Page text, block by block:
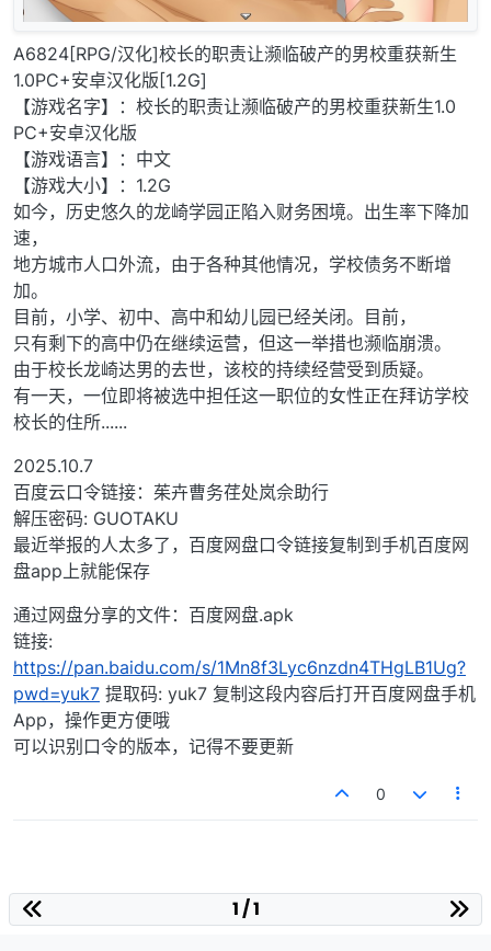
A6824[RPG/汉化]校长的职责让濒临破产的男校重获新生
1.0PC+安卓汉化版[1.2G]
【游戏名字】：校长的职责让濒临破产的男校重获新生1.0
PC+安卓汉化版
【游戏语言】：中文
【游戏大小】：1.2G
如今，历史悠久的龙崎学园正陷入财务困境。出生率下降加
速，
地方城市人口外流，由于各种其他情况，学校债务不断增
加。
目前，小学、初中、高中和幼儿园已经关闭。目前，
只有剩下的高中仍在继续运营，但这一举措也濒临崩溃。
由于校长龙崎达男的去世，该校的持续经营受到质疑。
有一天，一位即将被选中担任这一职位的女性正在拜访学校
校长的住所......
2025.10.7
百度云口令链接：茱卉曹务荏处岚佘助行
解压密码: GUOTAKU
最近举报的人太多了，百度网盘口令链接复制到手机百度网
盘app上就能保存
通过网盘分享的文件：百度网盘.apk
链接:
https://pan.baidu.com/s/1Mn8f3Lyc6nzdn4THgLB1Ug?
pwd=yuk7 提取码: yuk7 复制这段内容后打开百度网盘手机
App，操作更方便哦
可以识别口令的版本，记得不要更新
0
1 / 1